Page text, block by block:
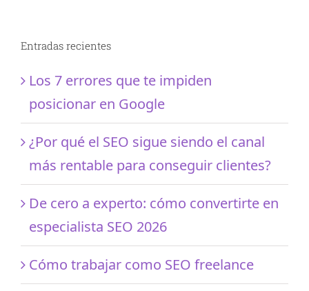
Entradas recientes
Los 7 errores que te impiden
posicionar en Google
¿Por qué el SEO sigue siendo el canal
más rentable para conseguir clientes?
De cero a experto: cómo convertirte en
especialista SEO 2026
Cómo trabajar como SEO freelance